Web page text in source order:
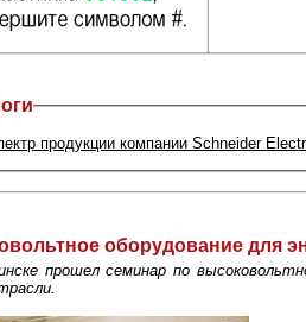
продукции компании Schneider
оборудование для
прошел семинар по